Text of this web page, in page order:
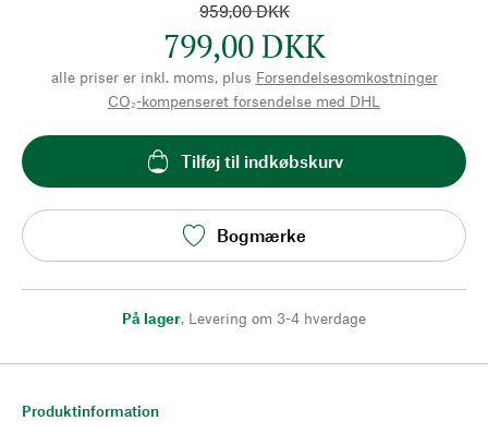
959,00 DKK
799,00 DKK
alle priser er inkl. moms, plus Forsendelsesomkostninger
CO₂-kompenseret forsendelse med DHL
Tilføj til indkøbskurv
Bogmærke
På lager, Levering om 3-4 hverdage
Produktinformation